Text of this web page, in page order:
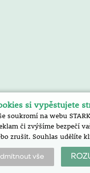
si vypěstujete
soukromí na webu
či zvýšíme bezpečí
zrušit. Souhlas udělíte
vše